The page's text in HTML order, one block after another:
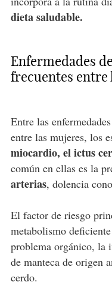
dieta saludable.
Enfermedades
frecuentes entre
Entre las
entre las mujeres, los
miocardio, el ictus
común en ellas es la
arterias, dolencia
El factor de riesgo
metabolismo
problema orgánico, la
de manteca de origen
cerdo.